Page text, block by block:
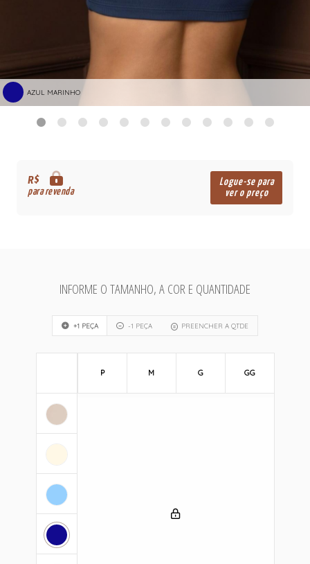
AZUL MARINHO
R$
para revenda
Logue-se para
ver o preço
INFORME O TAMANHO, A COR E QUANTIDADE
+1 PEÇA -1 PEÇA PREENCHER A QTDE
P M G GG